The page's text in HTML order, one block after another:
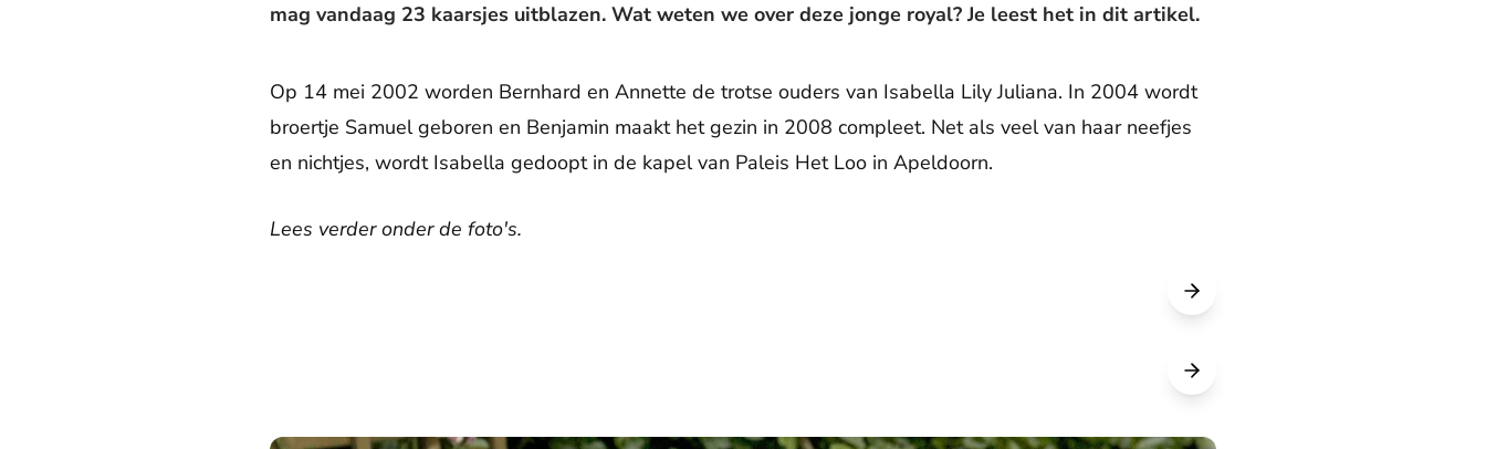
mag vandaag 23 kaarsjes uitblazen. Wat weten we over deze jonge royal? Je leest het in dit artikel.
Op 14 mei 2002 worden Bernhard en Annette de trotse ouders van Isabella Lily Juliana. In 2004 wordt
broertje Samuel geboren en Benjamin maakt het gezin in 2008 compleet. Net als veel van haar neefjes
en nichtjes, wordt Isabella gedoopt in de kapel van Paleis Het Loo in Apeldoorn.
Lees verder onder de foto's.